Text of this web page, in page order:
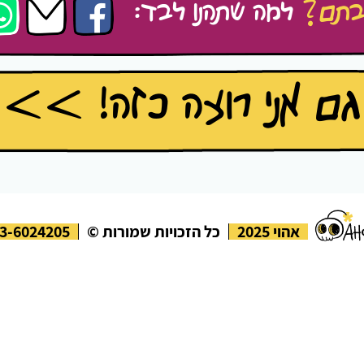
למה שתהנו לבד:
גם אני רוצה כזה! >>
אהוי 2025 כל הזכויות שמורות © 6024205